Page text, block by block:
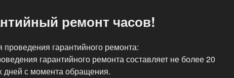
ремонт часов!
проведения гарантийного ремонта:
гарантийного ремонта составляет не более 20
дней с момента обращения.